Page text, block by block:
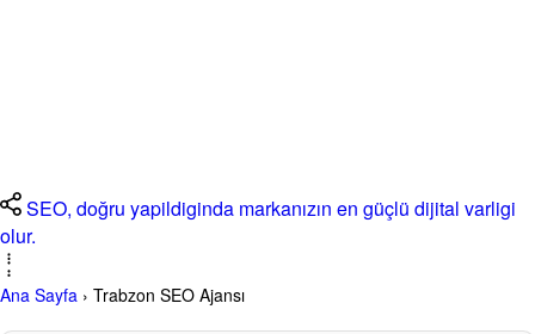
Trabzon SEO Ajansı
SEO, doğru yapildiginda markanızın en güçlü dijital varligi
olur.
Ana Sayfa › Trabzon SEO Ajansı